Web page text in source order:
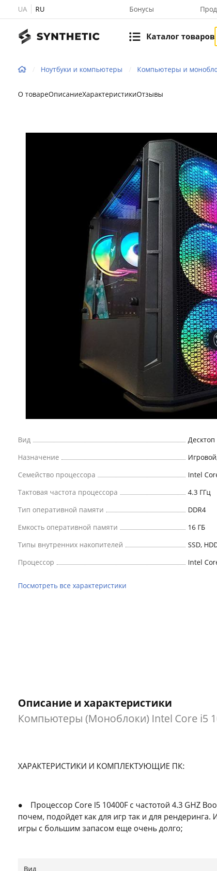
UA RU Бонусы
Каталог товаров
Ноутбуки и компьютеры Компьютеры и
О товареОписаниеХарактеристикиОтзывы
Вид
Десктоп
Назначение
Семейство процессора
Intel
Тактовая частота процессора
4.3 ГГц
Тип оперативной памяти
DDR4
Емкость оперативной памяти
16 ГБ
Типы внутренних накопителей
SSD,
Процессор
Intel
Посмотреть все характеристики
Описание и характеристики
Компьютеры (Моноблоки) Intel Core i5
ХАРАКТЕРИСТИКИ И КОМПЛЕКТУЮЩИЕ ПК:
● ⠀Процессор Core I5 10400F с частотой 4.3 GHZ
почем, подойдет как для игр так и для
игры с большим запасом еще очень долго;
● ⠀Материнская плата MSI H410 A-PRO с USB 3.1,
Вид